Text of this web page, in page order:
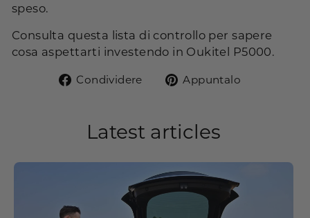
speso.
Consulta questa lista di controllo per sapere
cosa aspettarti investendo in Oukitel P5000.
Condividere
CondividiAppuntalo
Latest articles